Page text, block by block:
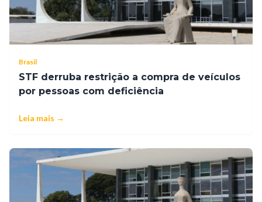
Brasil
STF derruba restrição a compra de veículos
por pessoas com deficiência
Leia mais →